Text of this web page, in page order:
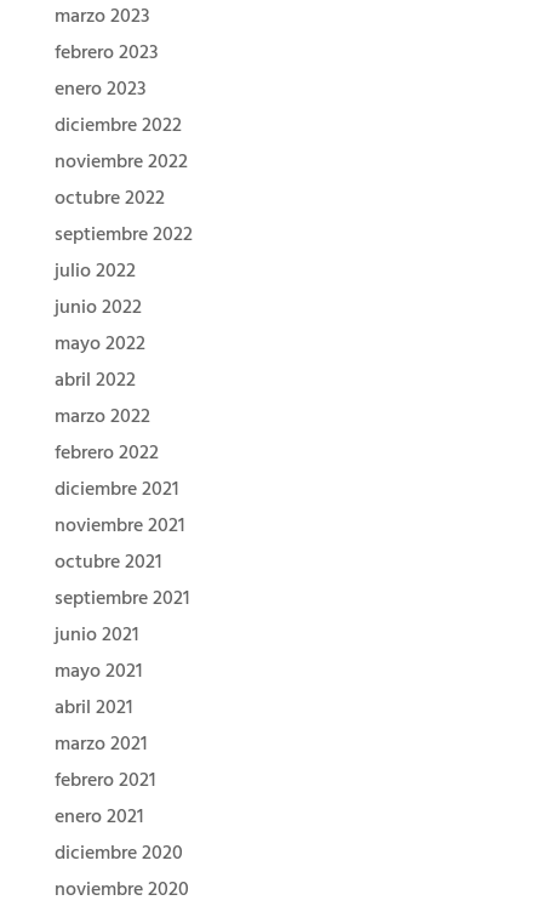
marzo 2023
febrero 2023
enero 2023
diciembre 2022
noviembre 2022
octubre 2022
septiembre 2022
julio 2022
junio 2022
mayo 2022
abril 2022
marzo 2022
febrero 2022
diciembre 2021
noviembre 2021
octubre 2021
septiembre 2021
junio 2021
mayo 2021
abril 2021
marzo 2021
febrero 2021
enero 2021
diciembre 2020
noviembre 2020